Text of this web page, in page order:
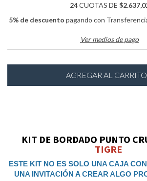
24CUOTAS DE
5% de descuento pagando con
Ver medios de pago
KIT DE BORDADO PUNTO
TIGRE
ESTE KIT NO ES SOLO UNA CAJA
UNA INVITACIÓN A CREAR ALGO